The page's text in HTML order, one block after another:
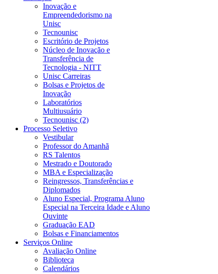
Inovação e
Empreendedorismo na
Unisc
Tecnounisc
Escritório de Projetos
Núcleo de Inovação e
Transferência de
Tecnologia - NITT
Unisc Carreiras
Bolsas e Projetos de
Inovação
Laboratórios
Multiusuário
Tecnounisc (2)
Processo Seletivo
Vestibular
Professor do Amanhã
RS Talentos
Mestrado e Doutorado
MBA e Especialização
Reingressos, Transferências e
Diplomados
Aluno Especial, Programa Aluno
Especial na Terceira Idade e Aluno
Ouvinte
Graduação EAD
Bolsas e Financiamentos
Serviços Online
Avaliação Online
Biblioteca
Calendários